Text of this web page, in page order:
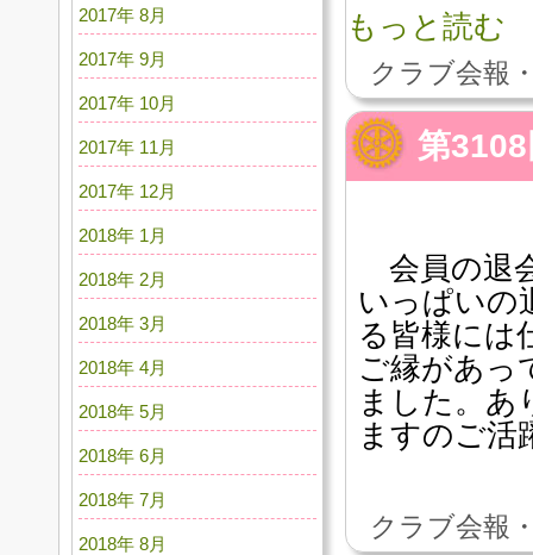
もっと読む
クラブ会報
第
会員の退
いっぱいの
る皆様には
ご縁があっ
ました。あ
ますのご活
クラブ会報
2017年 8月
2017年 9月
2017年 10月
2017年 11月
2017年 12月
2018年 1月
2018年 2月
2018年 3月
2018年 4月
2018年 5月
2018年 6月
2018年 7月
2018年 8月